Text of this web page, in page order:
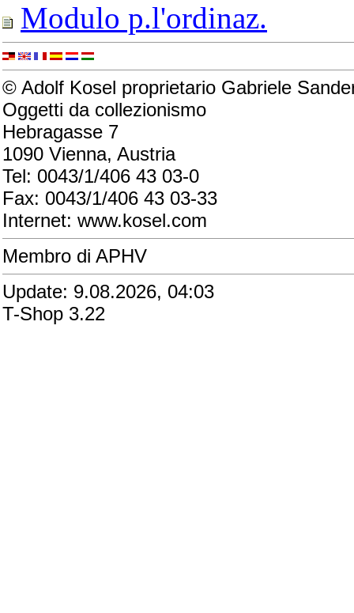
Modulo p.l'ordinaz.
© Adolf Kosel proprietario Gabriele
Oggetti da collezionismo
Hebragasse 7
1090 Vienna, Austria
Tel: 0043/1/406 43 03-0
Fax: 0043/1/406 43 03-33
Internet: www.kosel.com
Membro di APHV
Update: 9.08.2026, 04:03
T-Shop 3.22